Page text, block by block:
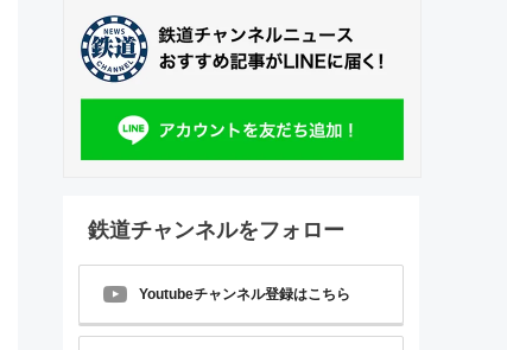
鉄道チャンネルをフォロー
Youtubeチャンネル登録はこちら